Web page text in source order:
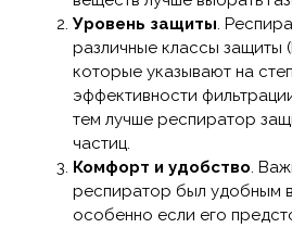
Уровень защиты.
различные классы защиты
которые указывают на
эффективности
тем лучше респиратор
частиц.
Комфорт и удобство.
респиратор был удобным
особенно если его